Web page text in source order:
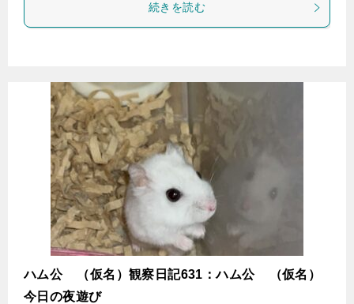
続きを読む
ハム公 （仮名）観察日記631：ハム公
（仮名）
今日の夜遊び